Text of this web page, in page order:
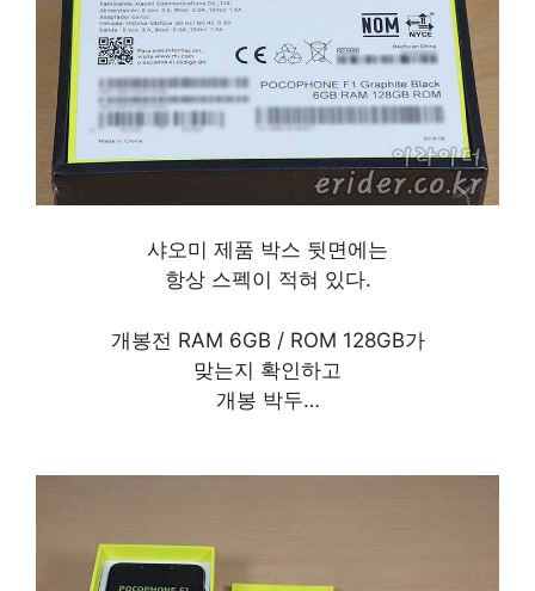
샤오미 제품 박스 뒷면에는
항상 스펙이 적혀 있다.
개봉전 RAM 6GB / ROM 128GB가
맞는지 확인하고
개봉 박두…